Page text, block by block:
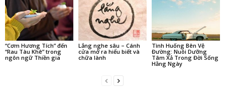
“Cơm Hương Tích” đến
“Rau Tàu Khê” trong
ngôn ngữ Thiền gia
Lắng nghe sâu – Cánh
cửa mở ra hiểu biết và
chữa lành
Tình Huống Bên Vệ
Đường: Nuôi Dưỡng
Tâm Xả Trong Đời Sống
Hằng Ngày